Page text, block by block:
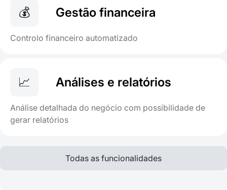
💰 Gestão financeira
Controlo financeiro automatizado
📈 Análises e relatórios
Análise detalhada do negócio com possibilidade de
gerar relatórios
Todas as funcionalidades